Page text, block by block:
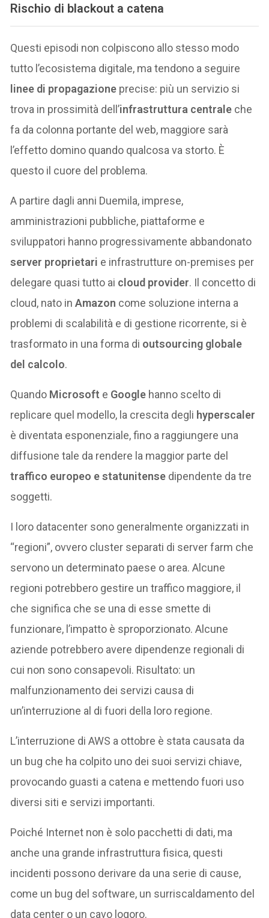
Rischio di blackout a catena
Questi episodi non colpiscono allo stesso modo
tutto l’ecosistema digitale, ma tendono a seguire
linee di propagazione precise: più un servizio si
trova in prossimità dell’infrastruttura centrale che
fa da colonna portante del web, maggiore sarà
l’effetto domino quando qualcosa va storto. È
questo il cuore del problema.
A partire dagli anni Duemila, imprese,
amministrazioni pubbliche, piattaforme e
sviluppatori hanno progressivamente abbandonato
server proprietari e infrastrutture on-premises per
delegare quasi tutto ai cloud provider. Il concetto di
cloud, nato inAmazon come soluzione interna a
problemi di scalabilità e di gestione ricorrente, si è
trasformato in una forma di outsourcing globale
del calcolo.
Quando Microsoft e Google hanno scelto di
replicare quel modello, la crescita degli hyperscaler
è diventata esponenziale, fino a raggiungere una
diffusione tale da rendere la maggior parte del
traffico europeo e statunitense dipendente da tre
soggetti.
I loro datacenter sono generalmente organizzati in
“regioni”, ovvero cluster separati di server farm che
servono un determinato paese o area. Alcune
regioni potrebbero gestire un traffico maggiore, il
che significa che se una di esse smette di
funzionare, l’impatto è sproporzionato. Alcune
aziende potrebbero avere dipendenze regionali di
cui non sono consapevoli. Risultato: un
malfunzionamento dei servizi causa di
un’interruzione al di fuori della loro regione.
L’interruzione di AWS a ottobre è stata causata da
un bug che ha colpito uno dei suoi servizi chiave,
provocando guasti a catena e mettendo fuori uso
diversi siti e servizi importanti.
Poiché Internet non è solo pacchetti di dati, ma
anche una grande infrastruttura fisica, questi
incidenti possono derivare da una serie di cause,
come un bug del software, un surriscaldamento del
data center o un cavo logoro.